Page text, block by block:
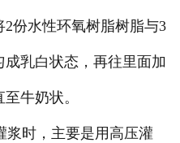
份水性环氧树脂树脂与3
乳白状态，再往里面加
牛奶状。
浆时，主要是用高压灌